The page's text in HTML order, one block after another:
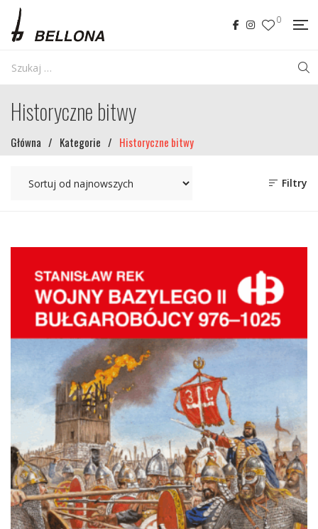
0
Historyczne bitwy
Główna / Kategorie / Historyczne bitwy
Filtry